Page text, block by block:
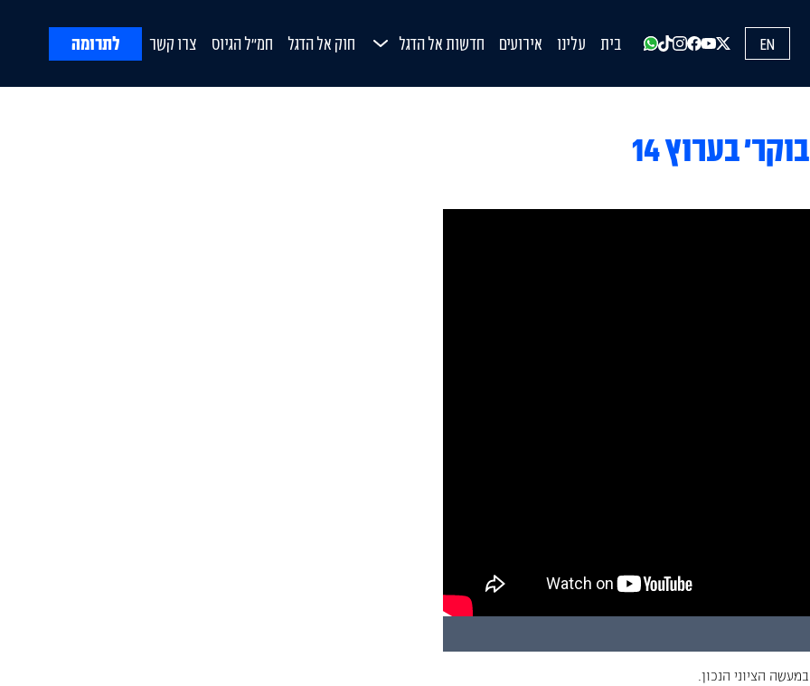
בית עלינו אירועים חדשות אל הדגל
Open Submenu
עדכונים מהשטח
חוק אל הדגל חמ"ל הגיוס צרו קשר EN לתרומה
בערוץ 14
הציוני הנכון.